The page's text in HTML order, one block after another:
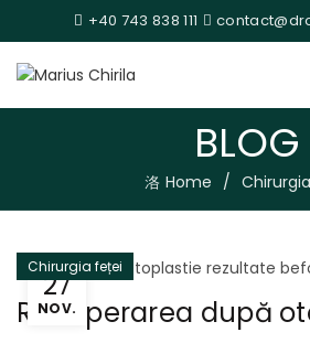
+40 743 838 111
BLOG
Home
27
NOV.
Chirurgia feței
Recuperarea după